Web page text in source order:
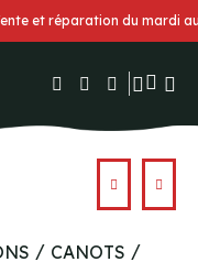
et réparation du mardi
CANOTS